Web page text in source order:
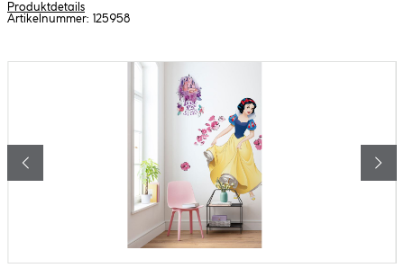
Produktdetails
Artikelnummer: 125958
Bildergalerie überspringen